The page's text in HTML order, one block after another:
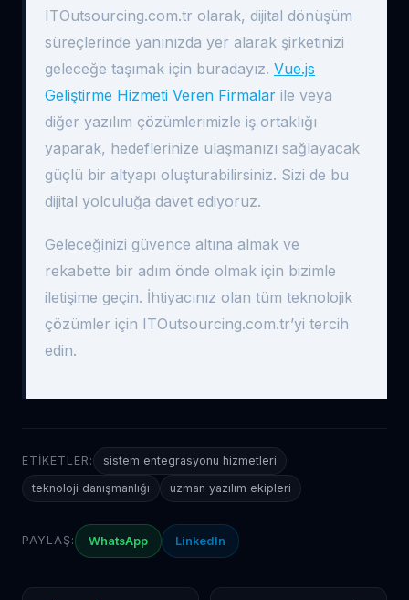
ITOutsourcing.com.tr olarak, dijital dönüşüm
süreçlerinde yanınızda yer alarak şirketinizi
geleceğe taşımak için buradayız. Vue.js
Geliştirme Hizmeti Veren Firmalar ile veya
diğer yazılım çözümlerimizle iş ortaklığı
yaparak, hedeflerinize ulaşmanızı sağlayacak
güçlü bir altyapı oluşturabilirsiniz. Sizi de bu
dijital yolculuğa davet ediyoruz.
Geleceğinizi güvence altına almak ve
rekabette bir adım önde olmak için bizimle
iletişime geçin. İhtiyacınız olan tüm teknolojik
çözümler için ITOutsourcing.com.tr’yi tercih
edin.
ETIKETLER:
sistem entegrasyonu hizmetleri
teknoloji danışmanlığı
uzman yazılım ekipleri
PAYLAŞ: WhatsApp LinkedIn